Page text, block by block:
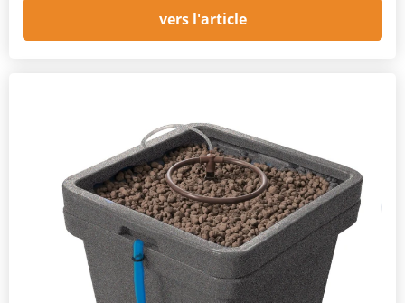
vers l'article